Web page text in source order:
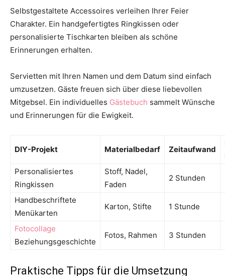
Selbstgestaltete Accessoires verleihen Ihrer Feier
Charakter. Ein handgefertigtes Ringkissen oder
personalisierte Tischkarten bleiben als schöne
Erinnerungen erhalten.
Servietten mit Ihren Namen und dem Datum sind einfach
umzusetzen. Gäste freuen sich über diese liebevollen
Mitgebsel. Ein individuelles Gästebuch sammelt Wünsche
und Erinnerungen für die Ewigkeit.
DIY-Projekt Materialbedarf Zeitaufwand
Personalisiertes
Ringkissen
Stoff, Nadel,
Faden
2 Stunden
Handbeschriftete
Menükarten
Karton, Stifte 1 Stunde
Fotocollage
Beziehungsgeschichte
Fotos, Rahmen 3 Stunden
Praktische Tipps für die Umsetzung